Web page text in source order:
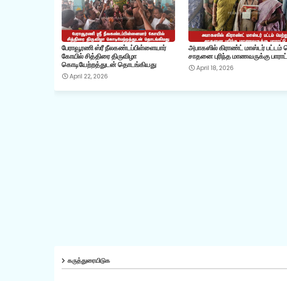
பேராவூரணி ஸ்ரீ நீலகண்டப்பிள்ளையார்
கோயில் சித்திரை திருவிழா
கொடியேற்றத்துடன் தொடங்கியது
April 22, 2026
அபாகஸில் கிராண்ட் மாஸ்டர் பட்டம்
சாதனை புரிந்த மாணவருக்கு
April 18, 2026
கருத்துரையிடுக